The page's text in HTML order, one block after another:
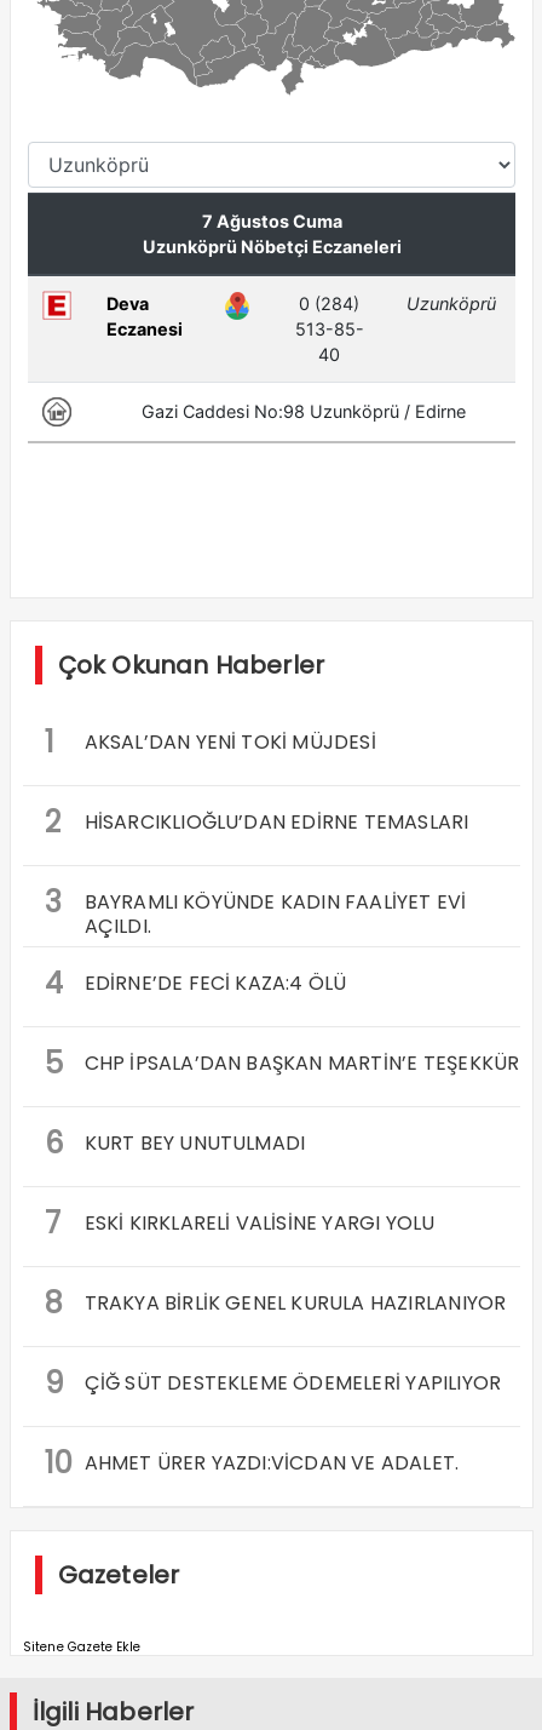
Çok Okunan Haberler
1 AKSAL’DAN YENİ TOKİ MÜJDESİ
2 HİSARCIKLIOĞLU’DAN EDİRNE TEMASLARI
3
BAYRAMLI KÖYÜNDE KADIN FAALİYET EVİ
AÇILDI.
4 EDİRNE’DE FECİ KAZA:4 ÖLÜ
5 CHP İPSALA’DAN BAŞKAN MARTİN’E TEŞEKKÜR
6 KURT BEY UNUTULMADI
7 ESKİ KIRKLARELİ VALİSİNE YARGI YOLU
8 TRAKYA BİRLİK GENEL KURULA HAZIRLANIYOR
9 ÇİĞ SÜT DESTEKLEME ÖDEMELERİ YAPILIYOR
10 AHMET ÜRER YAZDI:VİCDAN VE ADALET.
Gazeteler
Sitene Gazete Ekle
İlgili Haberler